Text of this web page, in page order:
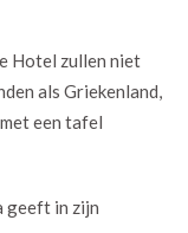
Hotel zullen niet
als Griekenland,
een tafel
geeft in zijn